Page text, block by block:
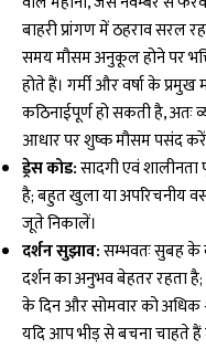
बाहरी प्रांगण में ठहराव सरल
समय मौसम अनुकूल होने पर
होते हैं। गर्मी और वर्षा के प्रमुख
कठिनाईपूर्ण हो सकती है, अतः
आधार पर शुष्क मौसम पसंद
ड्रेस कोड:सादगी एवं शालीनता
है; बहुत खुला या अपरिचनीय
जूते निकालें।
दर्शन सुझाव:सम्भवतः सुबह के
दर्शन का अनुभव बेहतर रहता
के दिन और सोमवार को अधिक
यदि आप भीड़ से बचना चाहते हैं